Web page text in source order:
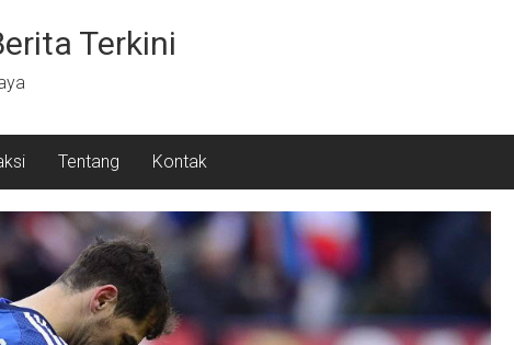
Terkini
Tentang Kontak